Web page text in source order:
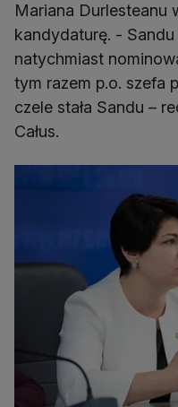
Mariana Durlesteanu
kandydaturę. -
natychmiast
tym razem p.o. szefa
czele stała Sandu –
Całus.